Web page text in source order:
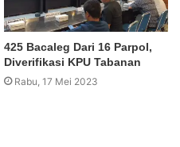
425 Bacaleg Dari 16 Parpol,
Diverifikasi KPU Tabanan
Rabu, 17 Mei 2023